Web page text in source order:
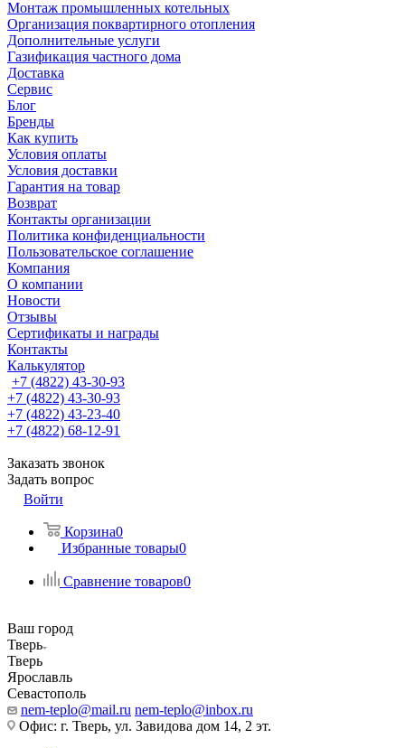
Монтаж промышленных котельных
Организация поквартирного отопления
Дополнительные услуги
Газификация частного дома
Доставка
Сервис
Блог
Бренды
Как купить
Условия оплаты
Условия доставки
Гарантия на товар
Возврат
Контакты организации
Политика конфиденциальности
Пользовательское соглашение
Компания
О компании
Новости
Отзывы
Сертификаты и награды
Контакты
Калькулятор
+7 (4822) 43-30-93
+7 (4822) 43-30-93
+7 (4822) 43-23-40
+7 (4822) 68-12-91
Заказать звонок
Задать вопрос
Войти
Корзина0
Избранные товары0
Сравнение товаров0
Ваш город
Тверь
Тверь
Ярославль
Севастополь
nem-teplo@mail.ru nem-teplo@inbox.ru
Офис: г. Тверь, ул. Завидова дом 14, 2 эт.